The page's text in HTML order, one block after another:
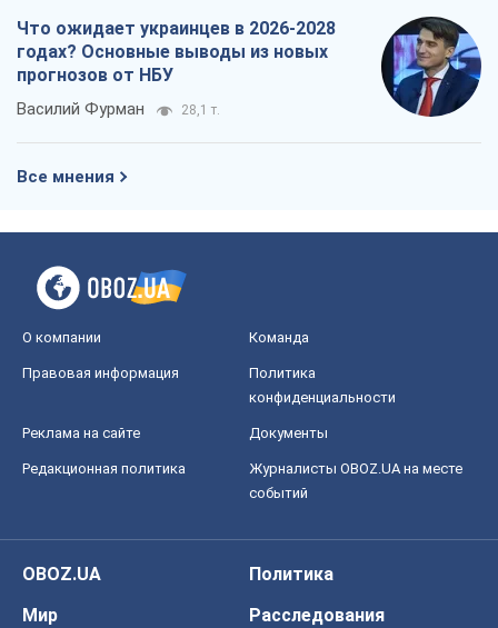
Что ожидает украинцев в 2026-2028
годах? Основные выводы из новых
прогнозов от НБУ
Василий Фурман 28,1 т.
Все мнения
О компании Команда
Правовая информация
Политика
конфиденциальности
Реклама на сайте Документы
Редакционная политика
Журналисты OBOZ.UA на месте
событий
OBOZ.UA
Политика
Мир
Расследования